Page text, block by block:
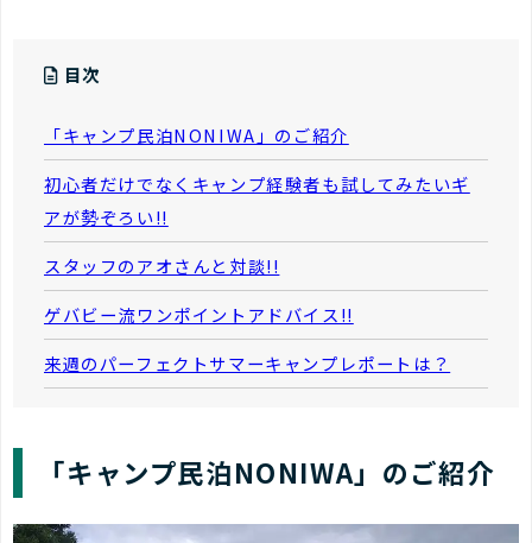
目次
「キャンプ民泊NONIWA」のご紹介
初心者だけでなくキャンプ経験者も試してみたいギ
アが勢ぞろい!!
スタッフのアオさんと対談!!
ゲバビー流ワンポイントアドバイス!!
来週のパーフェクトサマーキャンプレポートは？
「キャンプ民泊NONIWA」のご紹介